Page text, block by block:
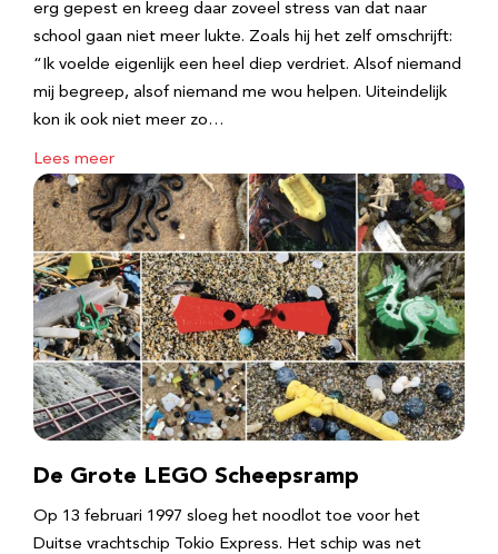
erg gepest en kreeg daar zoveel stress van dat naar
school gaan niet meer lukte. Zoals hij het zelf omschrijft:
“Ik voelde eigenlijk een heel diep verdriet. Alsof niemand
mij begreep, alsof niemand me wou helpen. Uiteindelijk
kon ik ook niet meer zo…
Lees meer
De Grote LEGO Scheepsramp
Op 13 februari 1997 sloeg het noodlot toe voor het
Duitse vrachtschip Tokio Express. Het schip was net